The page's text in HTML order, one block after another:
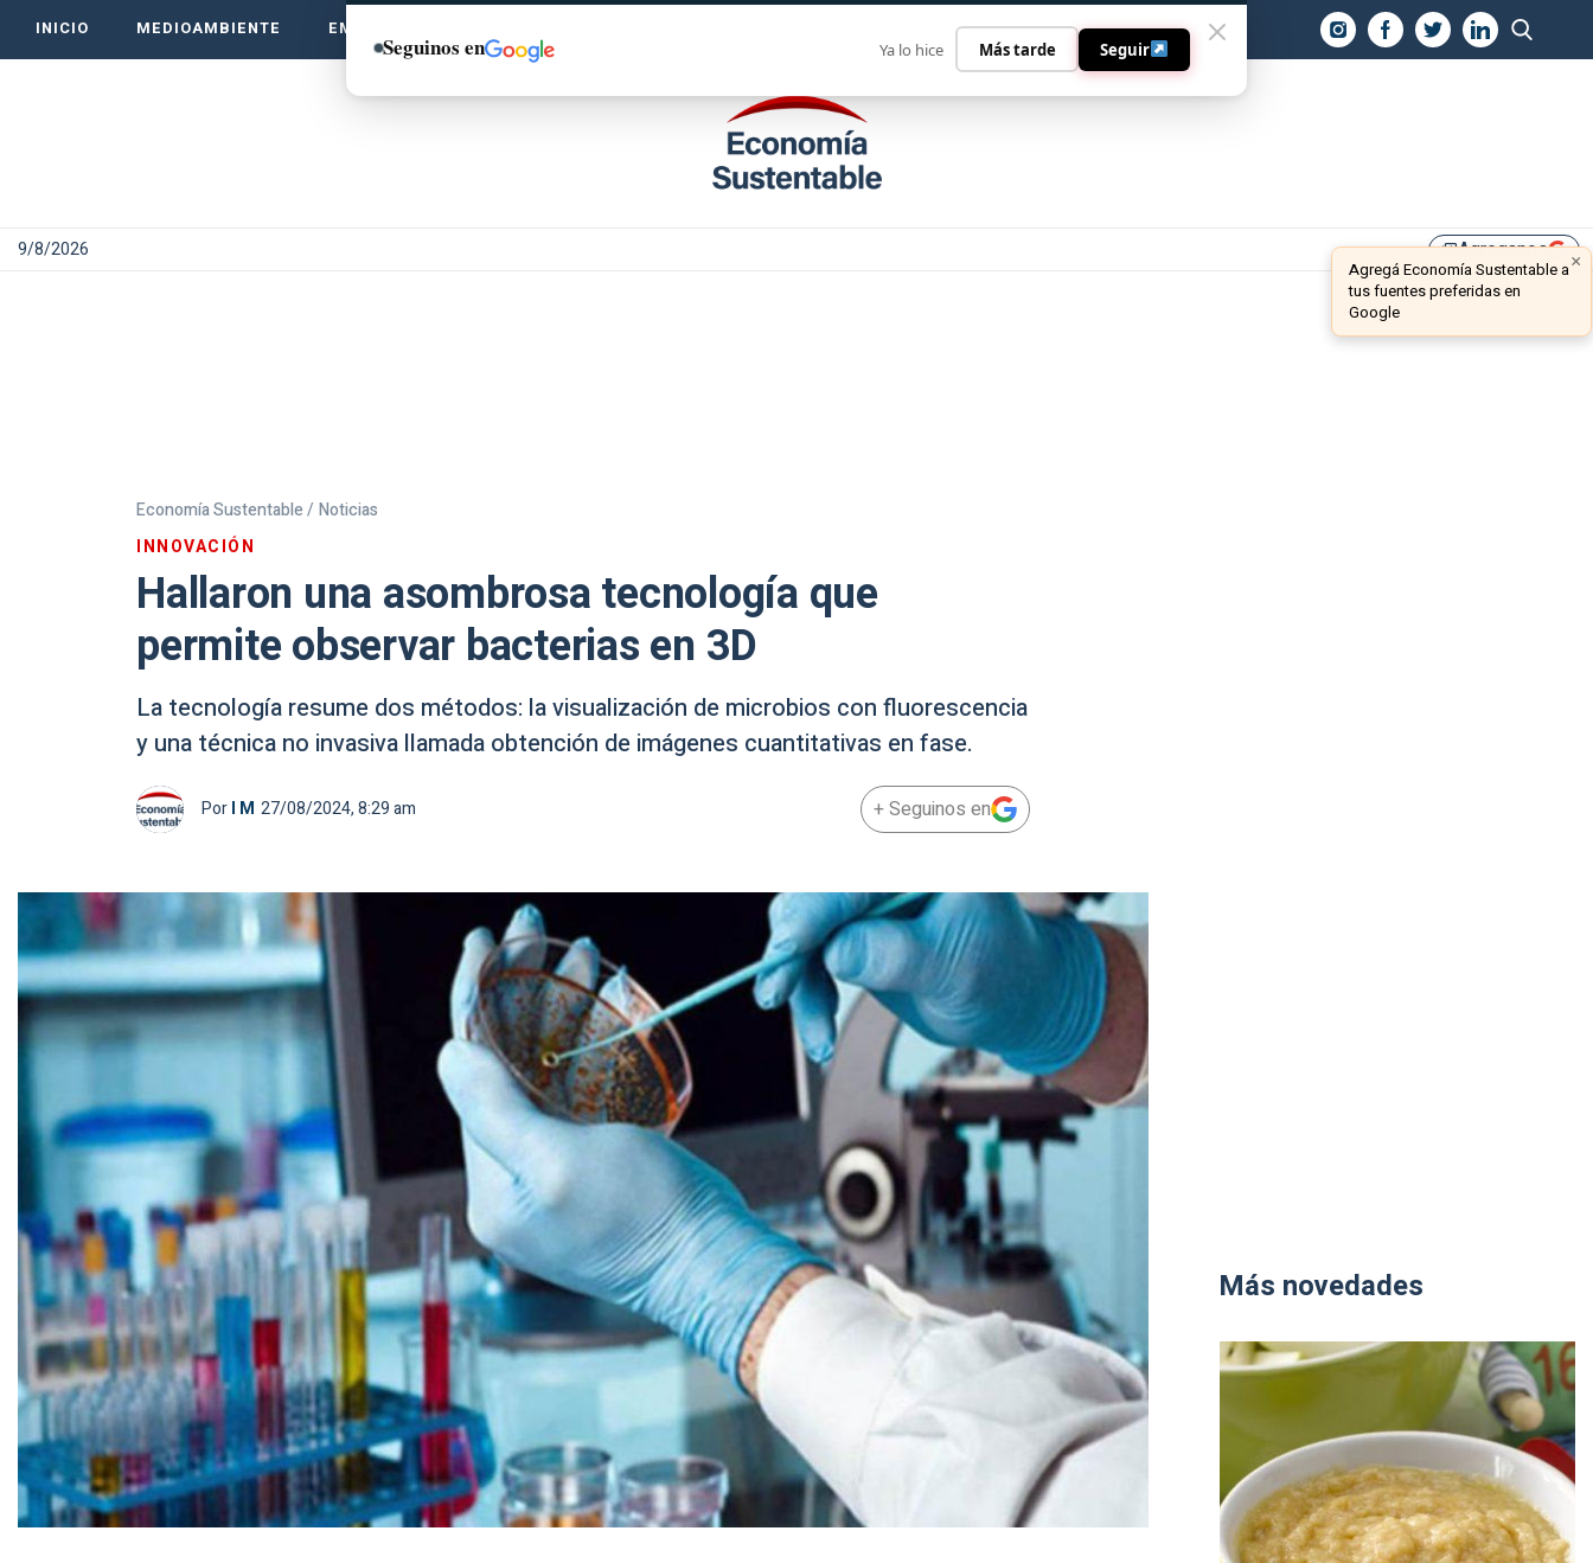
INICIO MEDIOAMBIENTE EMPRENDE VERDE CONTACTO
9/8/2026 library_addAgreganos ×
Agregá Economía Sustentable a
tus fuentes preferidas en
Google
Economía Sustentable / Noticias
INNOVACIÓN
Hallaron una asombrosa tecnología que
permite observar bacterias en 3D
La tecnología resume dos métodos: la visualización de microbios con fluorescencia
y una técnica no invasiva llamada obtención de imágenes cuantitativas en fase.
PorI M 27/08/2024, 8:29 am + Seguinos en
Más novedades
Seguinos en Ya lo hice Más tarde Seguir